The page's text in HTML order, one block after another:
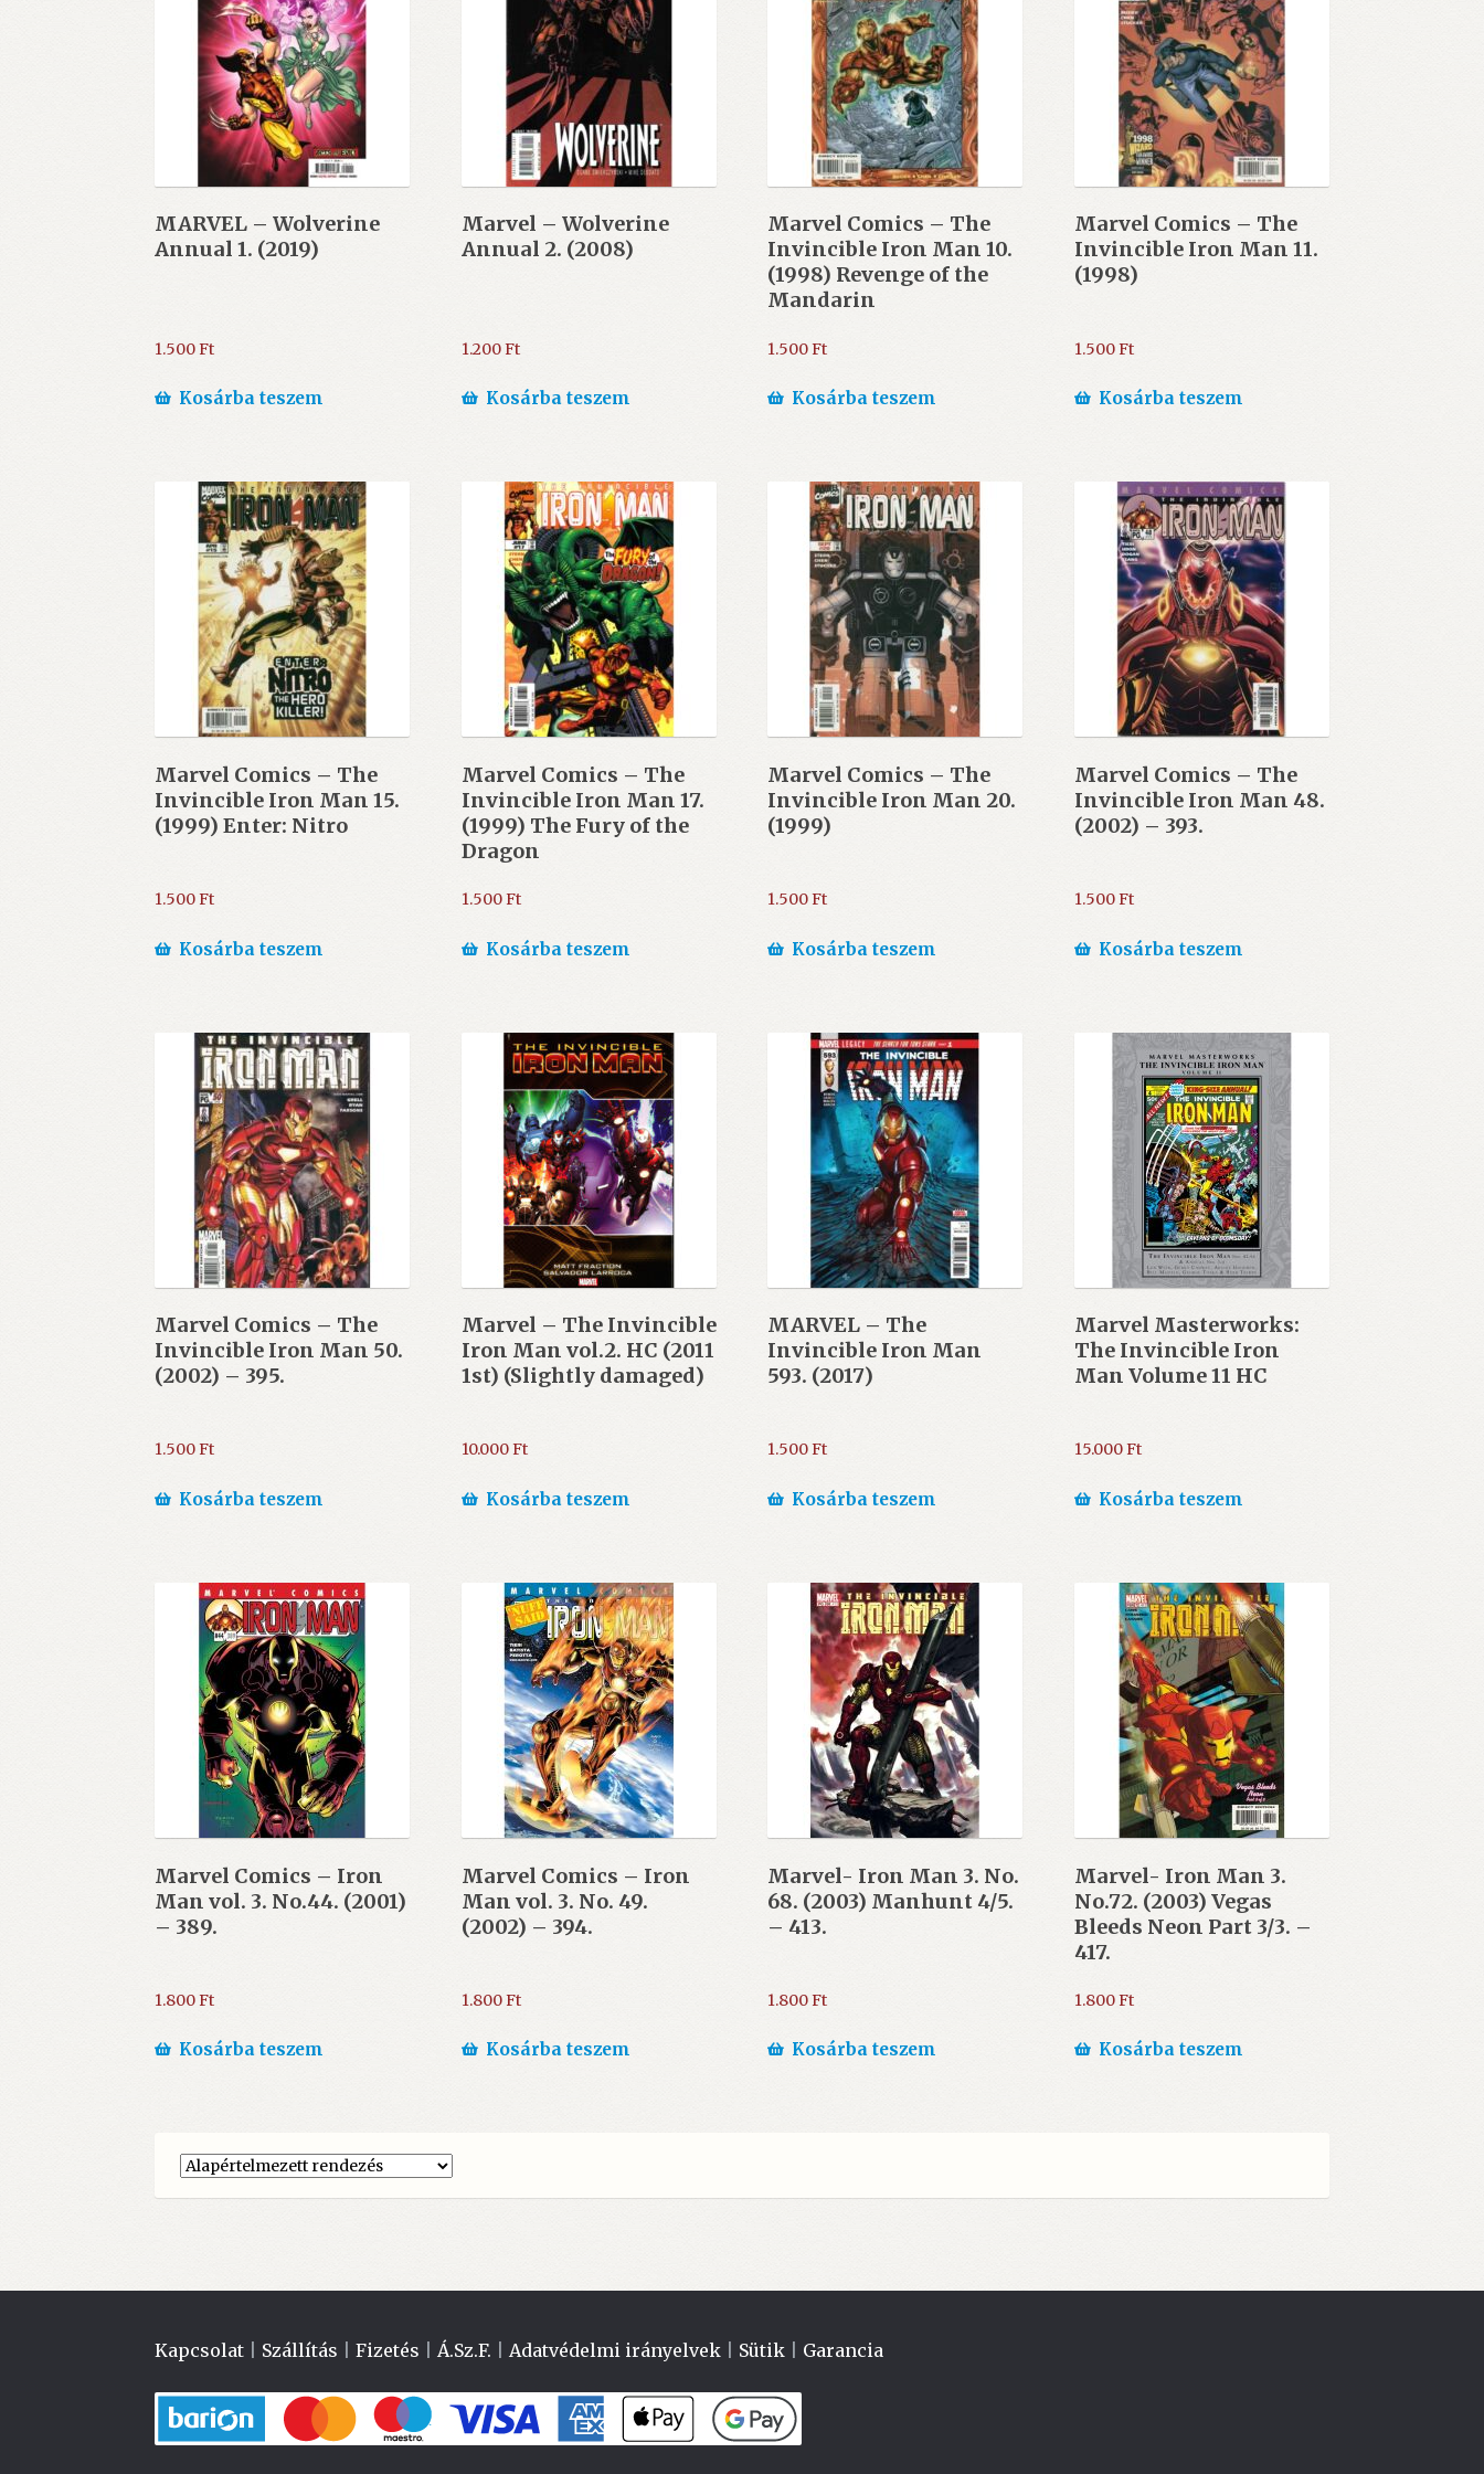
MARVEL – Wolverine
Annual 1. (2019)
1.500Ft
Kosárba teszem
Marvel – Wolverine
Annual 2. (2008)
1.200Ft
Kosárba teszem
Marvel Comics – The
Invincible Iron Man 10.
(1998) Revenge of the
Mandarin
1.500Ft
Kosárba teszem
Marvel Comics – The
Invincible Iron Man 11.
(1998)
1.500Ft
Kosárba teszem
Marvel Comics – The
Invincible Iron Man 15.
(1999) Enter: Nitro
1.500Ft
Kosárba teszem
Marvel Comics – The
Invincible Iron Man 17.
(1999) The Fury of the
Dragon
1.500Ft
Kosárba teszem
Marvel Comics – The
Invincible Iron Man 20.
(1999)
1.500Ft
Kosárba teszem
Marvel Comics – The
Invincible Iron Man 48.
(2002) – 393.
1.500Ft
Kosárba teszem
Marvel Comics – The
Invincible Iron Man 50.
(2002) – 395.
1.500Ft
Kosárba teszem
Marvel – The Invincible
Iron Man vol.2. HC (2011
1st) (Slightly damaged)
10.000Ft
Kosárba teszem
MARVEL – The
Invincible Iron Man
593. (2017)
1.500Ft
Kosárba teszem
Marvel Masterworks:
The Invincible Iron
Man Volume 11 HC
15.000Ft
Kosárba teszem
Marvel Comics – Iron
Man vol. 3. No.44. (2001)
– 389.
1.800Ft
Kosárba teszem
Marvel Comics – Iron
Man vol. 3. No. 49.
(2002) – 394.
1.800Ft
Kosárba teszem
Marvel- Iron Man 3. No.
68. (2003) Manhunt 4/5.
– 413.
1.800Ft
Kosárba teszem
Marvel- Iron Man 3.
No.72. (2003) Vegas
Bleeds Neon Part 3/3. –
417.
1.800Ft
Kosárba teszem
Kapcsolat Szállítás |Fizetés |Á.Sz.F. |Adatvédelmi irányelvek Sütik Garancia